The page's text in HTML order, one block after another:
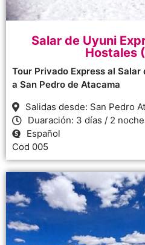
Salar de Uyuni
Hostales
Tour Privado Express al
a San Pedro de Atacama
Salidas desde: San Pedro
Duaración: 3 días / 2
Español
Cod 005